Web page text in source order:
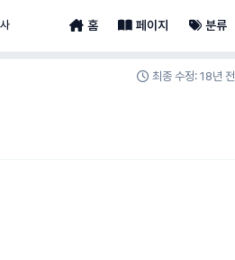
홈 페이지 분류
최종 수정: 18년 전